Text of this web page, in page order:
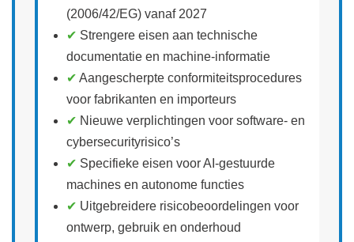
(2006/42/EG) vanaf 2027
✔ Strengere eisen aan technische
documentatie en machine‑informatie
✔ Aangescherpte conformiteitsprocedures
voor fabrikanten en importeurs
✔ Nieuwe verplichtingen voor software‑ en
cybersecurityrisico’s
✔ Specifieke eisen voor AI‑gestuurde
machines en autonome functies
✔ Uitgebreidere risicobeoordelingen voor
ontwerp, gebruik en onderhoud